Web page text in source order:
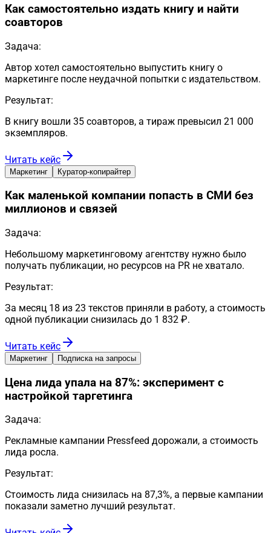
Как самостоятельно издать книгу и найти
соавторов
Задача:
Автор хотел самостоятельно выпустить книгу о
маркетинге после неудачной попытки с издательством.
Результат:
В книгу вошли 35 соавторов, а тираж превысил 21 000
экземпляров.
Читать кейс
Маркетинг Куратор-копирайтер
Как маленькой компании попасть в СМИ без
миллионов и связей
Задача:
Небольшому маркетинговому агентству нужно было
получать публикации, но ресурсов на PR не хватало.
Результат:
За месяц 18 из 23 текстов приняли в работу, а стоимость
одной публикации снизилась до 1 832 ₽.
Читать кейс
Маркетинг Подписка на запросы
Цена лида упала на 87%: эксперимент с
настройкой таргетинга
Задача:
Рекламные кампании Pressfeed дорожали, а стоимость
лида росла.
Результат:
Стоимость лида снизилась на 87,3%, а первые кампании
показали заметно лучший результат.